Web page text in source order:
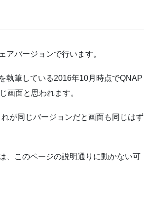
バージョンで行います。
執筆している2016年10月時点でQNAP
画面と思われます。
が同じバージョンだと画面も同じはず
、このページの説明通りに動かない可